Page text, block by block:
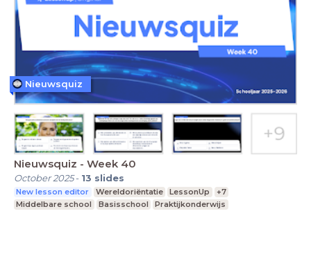
Nieuwsquiz - Week 40
October 2025- 13 slides
New lesson editor Wereldoriëntatie LessonUp
+7
Middelbare school
Basisschool Praktijkonderwijs
Nieuwsquiz